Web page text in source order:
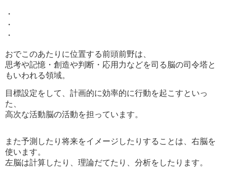
・
・
・
おでこのあたりに位置する前頭前野は、
思考や記憶・創造や判断・応用力などを司る脳の司令塔と
もいわれる領域。
目標設定をして、計画的に効率的に行動を起こすといっ
た、
高次な活動脳の活動を担っています。
また予測したり将来をイメージしたりすることは、右脳を
使います。
左脳は計算したり、理論だてたり、分析をしたります。